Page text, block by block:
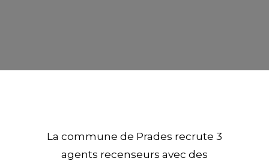
La commune de Prades recrute 3
agents recenseurs avec des